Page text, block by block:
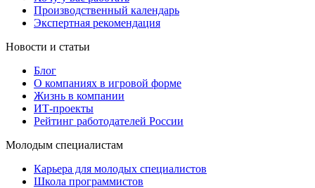
Производственный календарь
Экспертная рекомендация
Новости и статьи
Блог
О компаниях в игровой форме
Жизнь в компании
ИТ-проекты
Рейтинг работодателей России
Молодым специалистам
Карьера для молодых специалистов
Школа программистов